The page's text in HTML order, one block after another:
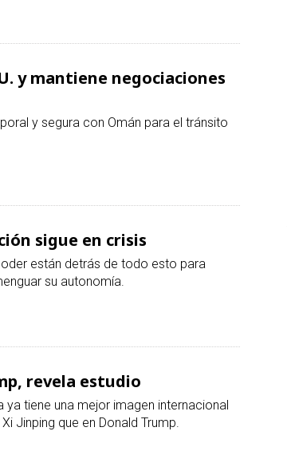
y segura con Omán para el tránsito
sigue en crisis
su autonomía.
revela estudio
Jinping que en Donald Trump.
indocumentados,